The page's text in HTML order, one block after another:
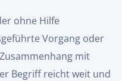
ohne Hilfe
Vorgang oder
mit
Begriff reicht weit und